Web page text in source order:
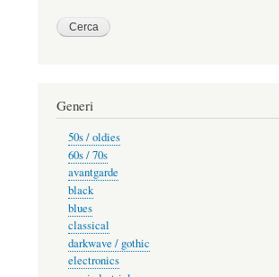
Generi
50s / oldies
60s / 70s
avantgarde
black
blues
classical
darkwave / gothic
electronics